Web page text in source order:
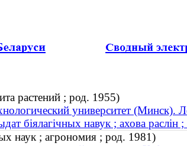
растений ; род. 1955)
университет (Минск).
біялагічных навук ; ахова раслін
наук ; агрономия ; род. 1981)